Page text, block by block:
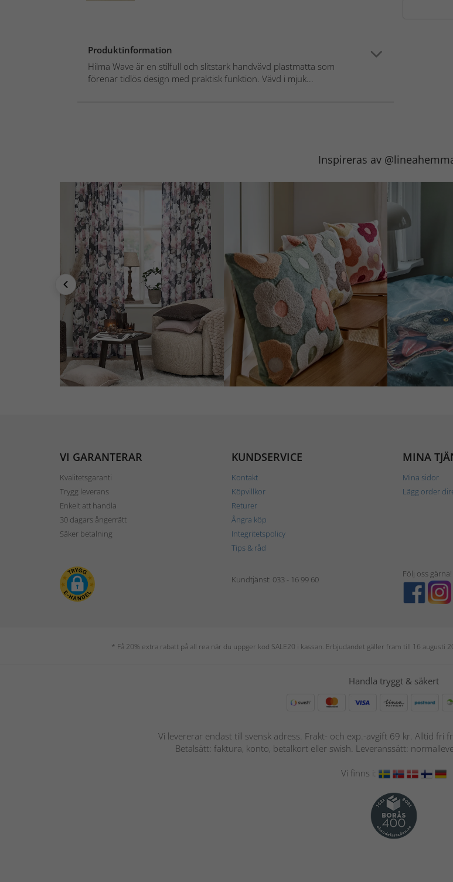
Produktinformation
Hilma Wave är en stilfull och slitstark handvävd plastmatta som
förenar tidlös design med praktisk funktion. Vävd i mjuk...
Inspireras av
VI GARANTERAR
Kvalitetsgaranti
Trygg leverans
Enkelt att handla
30 dagars ångerrätt
Säker betalning
KUNDSERVICE
Kontakt
Köpvillkor
Returer
Ångra köp
Integritetspolicy
Tips & råd
MINA
Mina sidor
Lägg order
Kundtjänst: 033 - 16 99 60
Följ oss gärna!
* Få 20% extra rabatt på all rea när du uppger kod SALE20 i kassan. Erbjudandet gäller fram till 16
Handla tryggt & säkert
Vi levererar endast till svensk adress. Frakt- och exp.-avgift 69 kr. Alltid fri
Betalsätt: faktura, konto, betalkort eller swish. Leveranssätt:
Vi finns i: